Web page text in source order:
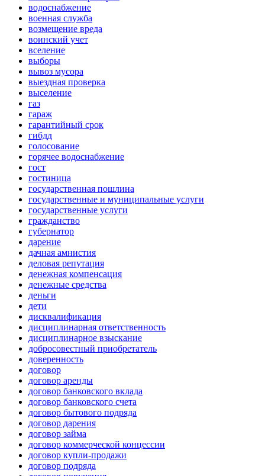
водоснабжение
военная служба
возмещение вреда
воинский учет
вселение
выборы
вывоз мусора
выездная проверка
выселение
газ
гараж
гарантийный срок
гибдд
голосование
горячее водоснабжение
гост
гостиница
государственная пошлина
государственные и муниципальные услуги
государственные услуги
гражданство
губернатор
дарение
дачная амнистия
деловая репутация
денежная компенсация
денежные средства
деньги
дети
дисквалификация
дисциплинарная ответственность
дисциплинарное взыскание
добросовестный приобретатель
доверенность
договор
договор аренды
договор банковского вклада
договор банковского счета
договор бытового подряда
договор дарения
договор займа
договор коммерческой концессии
договор купли-продажи
договор подряда